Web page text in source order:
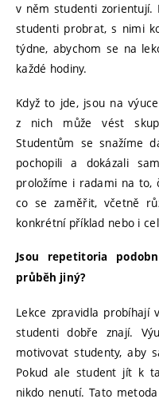
v něm studenti zorientují.
studenti probrat, s nimi
týdne, abychom se na
každé hodiny.
Když to jde, jsou na
z nich může vést
Studentům se snažíme
pochopili a dokázali
proložíme i radami na to,
co se zaměřit, včetně
konkrétní příklad nebo i
Jsou repetitoria
průběh jiný?
Lekce zpravidla probíhají
studenti dobře znají.
motivovat studenty, aby
Pokud ale student jít k
nikdo nenutí. Tato